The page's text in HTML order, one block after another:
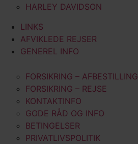
HARLEY DAVIDSON
LINKS
AFVIKLEDE REJSER
GENEREL INFO
FORSIKRING – AFBESTILLING
FORSIKRING – REJSE
KONTAKTINFO
GODE RÅD OG INFO
BETINGELSER
PRIVATLIVSPOLITIK